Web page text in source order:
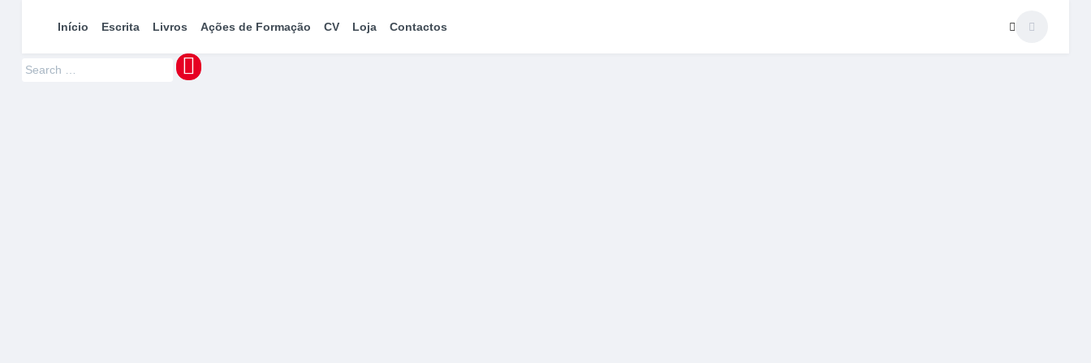
maquinaMUNDI
Pedro Manuel Azevedo » Escritor » Formador
Início Escrita Livros Ações de Formação CV Loja Contactos